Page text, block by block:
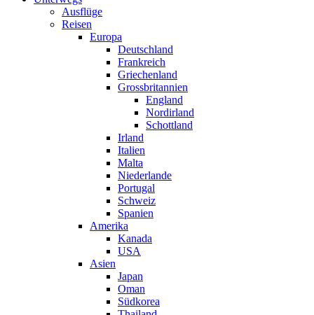
Ausflüge
Reisen
Europa
Deutschland
Frankreich
Griechenland
Grossbritannien
England
Nordirland
Schottland
Irland
Italien
Malta
Niederlande
Portugal
Schweiz
Spanien
Amerika
Kanada
USA
Asien
Japan
Oman
Südkorea